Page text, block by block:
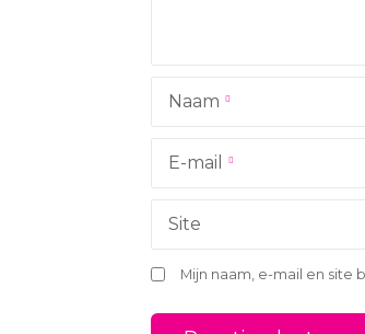
a
e
Naam
E-mail
Site
Mijn naam, e-mail en